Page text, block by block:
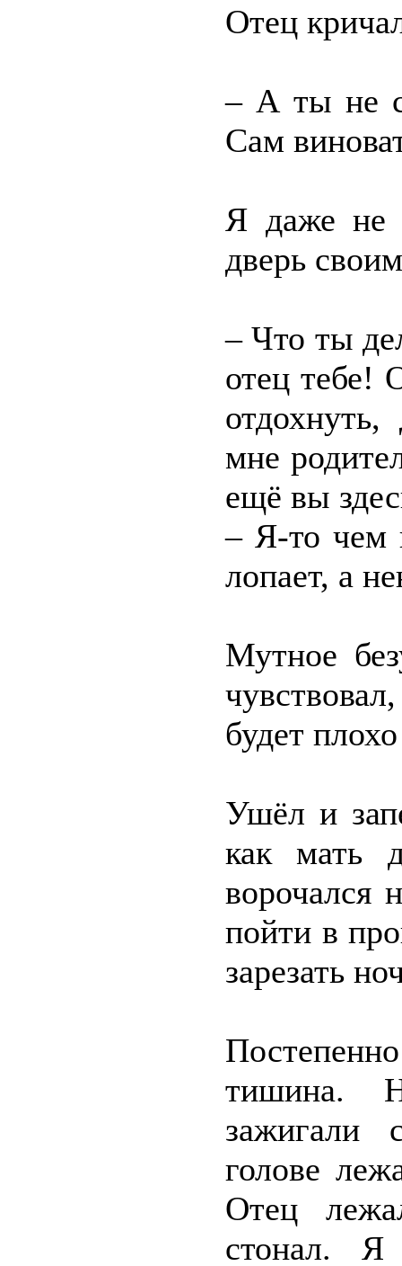
Отец
– А ты не
Сам
Я даже не
дверь
– Что ты
отец тебе!
мне
ещё вы
– Я-то чем
лопает, а
Мутное
будет
Ушёл и
как мать
ворочался
пойти в
зарезать
тишина.
зажигали
голове
Отец
стонал.